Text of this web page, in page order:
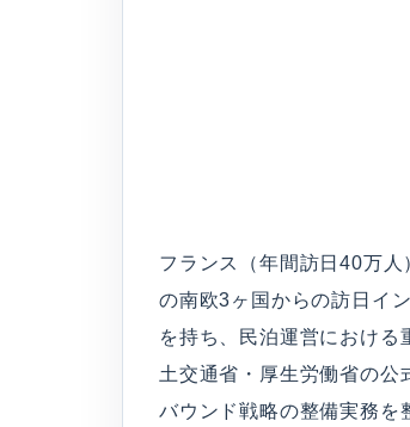
フランス（年間訪日40万人
の南欧3ヶ国からの訪日イ
を持ち、民泊運営における
土交通省・厚生労働省の
バウンド戦略の整備実務を